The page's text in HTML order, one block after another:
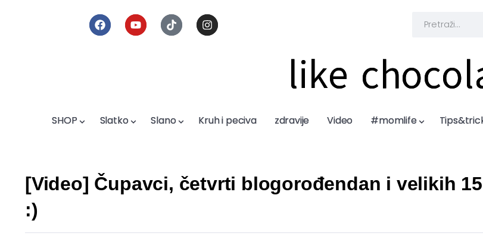
like
SHOP Slatko Slano Kruh i peciva zdravije Video #momlife
like
SHOP Slatko Slano Kruh i peciva zdravije Video #momlife
[Video] Čupavci, četvrti blogorođendan i velikih
:)